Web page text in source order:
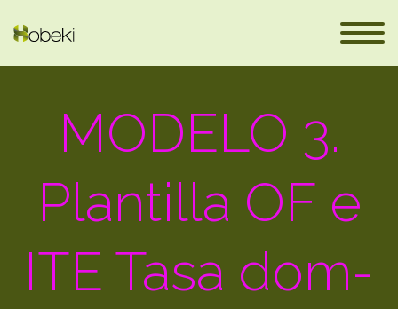
MODELO 3.
Plantilla OF e
ITE Tasa dom-